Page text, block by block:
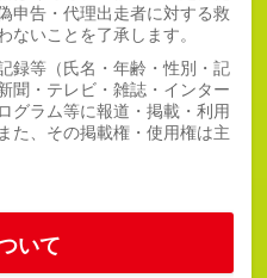
申告・代理出走者に対する救
ないことを了承します。
録等（氏名・年齢・性別・記
聞・テレビ・雑誌・インター
グラム等に報道・掲載・利用
た、その掲載権・使用権は主
いて